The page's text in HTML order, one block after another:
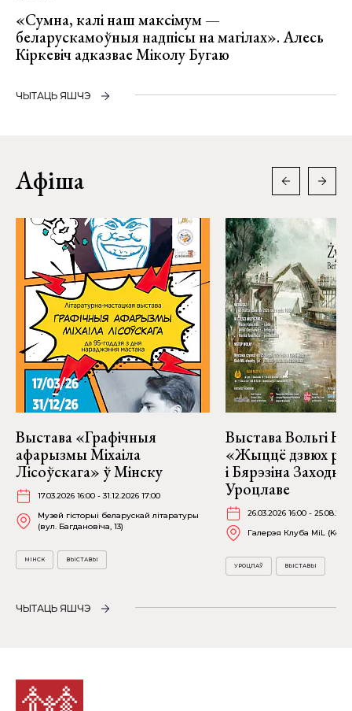
«Сумна, калі наш максімум —
беларускамоўныя надпісы на магілах». Алесь
Кіркевіч адказвае Міколу Бугаю
ЧЫТАЦЬ ЯШЧЭ
Афіша
Выстава «Графічныя
афарызмы Міхаіла
Лісоўскага» ў Мінску
17.03.2026 16:00 - 31.12.2026 17:00
Музей гісторыі беларускай літаратуры
(вул. Багдановіча, 13)
МІНСК ВЫСТАВЫ
Выстава Вольгі
«Жыццё дзвюх
і Бярэзіна
Уроцлаве
26.03.2026 16:00 -
Галерэя Клуба MiL
УРОЦЛАЎ ВЫСТАВЫ
ЧЫТАЦЬ ЯШЧЭ